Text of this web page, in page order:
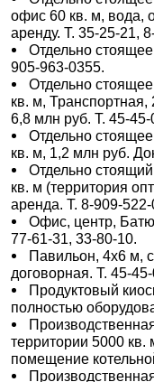
офис 60 кв. м, вода,
аренду. Т. 35-25-21,
Отдельно
905-963-0355.
Отдельно
кв. м, Транспортная,
6,8 млн руб. Т. 45-
Отдельно
кв. м, 1,2 млн руб.
Отдельно
кв. м (территория
аренда. Т. 8-909-522-
Офис, центр,
77-61-31, 33-80-10.
Павильон, 4х6 м,
договорная. Т. 45-
Продуктовый
полностью
территории 5000
помещение